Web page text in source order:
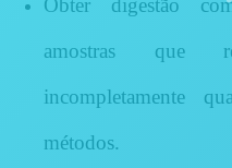
Obter digestão
amostras que
incompletamente
métodos.